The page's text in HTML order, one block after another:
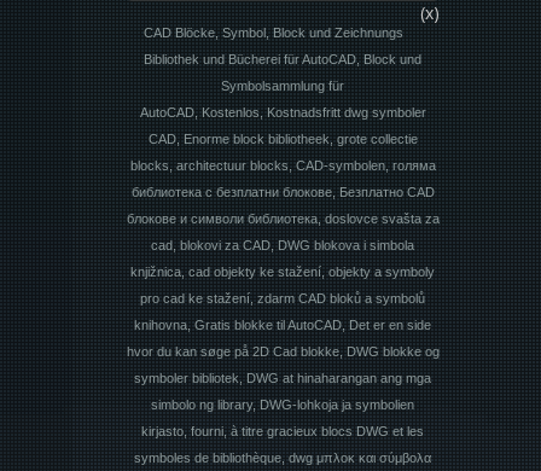
(x)
CAD Blöcke, Symbol, Block und Zeichnungs
Bibliothek und Bücherei für AutoCAD, Block und
Symbolsammlung für
AutoCAD, Kostenlos, Kostnadsfritt dwg symboler
CAD, Enorme block bibliotheek, grote collectie
blocks, architectuur blocks, CAD-symbolen, голяма
библиотека с безплатни блокове, Безплатно CAD
блокове и символи библиотека, doslovce svašta za
cad, blokovi za CAD, DWG blokova i simbola
knjižnica, cad objekty ke stažení, objekty a symboly
pro cad ke stažení, zdarm CAD bloků a symbolů
knihovna, Gratis blokke til AutoCAD, Det er en side
hvor du kan søge på 2D Cad blokke, DWG blokke og
symboler bibliotek, DWG at hinaharangan ang mga
simbolo ng library, DWG-lohkoja ja symbolien
kirjasto, fourni, à titre gracieux blocs DWG et les
symboles de bibliothèque, dwg μπλοκ και σύμβολα